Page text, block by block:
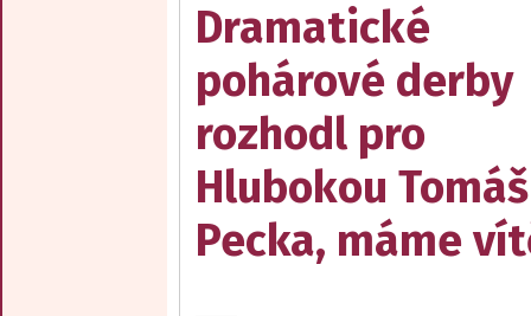
Dramatické
pohárové derby
rozhodl pro
Hlubokou Tomáš
Pecka, máme